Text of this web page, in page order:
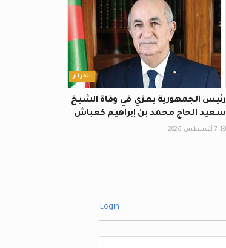
الجزائر
رئيس الجمهورية يعزي في وفاة الشيخ
سعيد الحاج محمد بن إبراهيم كعباش